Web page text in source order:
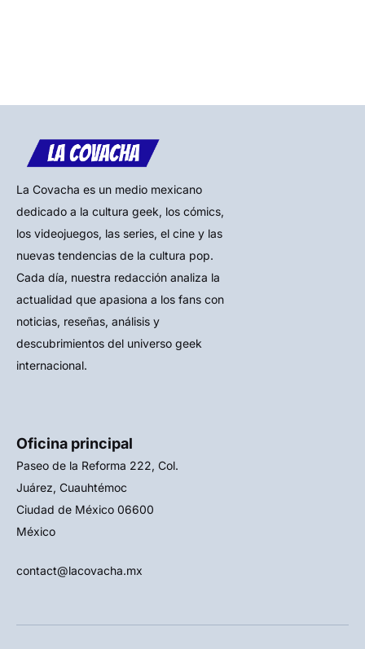
La Covacha es un medio mexicano
dedicado a la cultura geek, los cómics,
los videojuegos, las series, el cine y las
nuevas tendencias de la cultura pop.
Cada día, nuestra redacción analiza la
actualidad que apasiona a los fans con
noticias, reseñas, análisis y
descubrimientos del universo geek
internacional.
Oficina principal
Paseo de la Reforma 222, Col.
Juárez, Cuauhtémoc
Ciudad de México 06600
México
contact@lacovacha.mx